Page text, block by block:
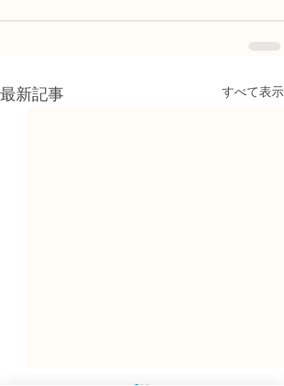
最新記事 すべて表示